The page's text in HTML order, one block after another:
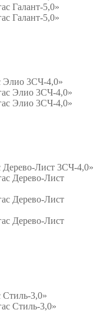
Элио 3СЧ-4,0»
Лист 3СЧ-4,0»
3,0»